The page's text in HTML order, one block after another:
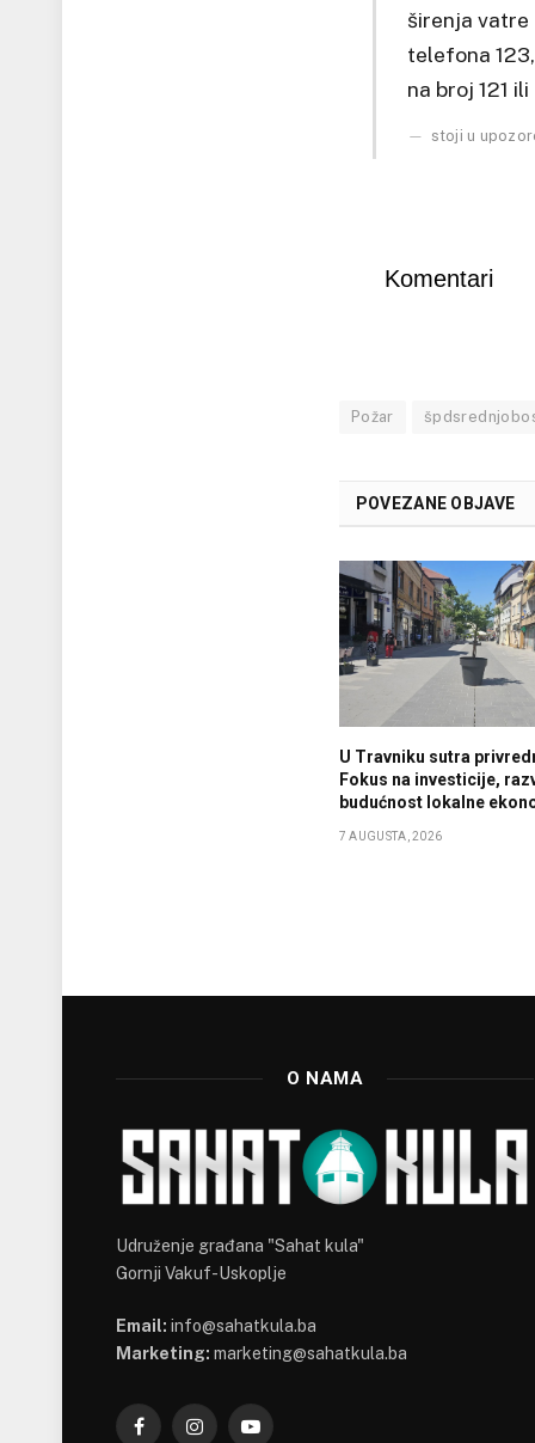
širenja vatre
telefona
na broj 121
stoji u
Komentari
Požar
POVEZANE OBJAVE
U Travniku sutra
Fokus na investicije,
budućnost lokalne
7 AUGUSTA, 2026
O NAMA
Udruženje građana "Sahat kula"
Gornji Vakuf-Uskoplje
Email: info@sahatkula.ba
Marketing: marketing@sahatkula.ba
FacebookInstagramYouTube